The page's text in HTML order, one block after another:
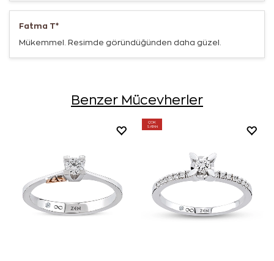
Fatma T*
Mükemmel. Resimde göründüğünden daha güzel.
Benzer Mücevherler
ÇOK
SATAN